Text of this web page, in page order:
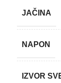
JAČINA
NAPON
IZVOR